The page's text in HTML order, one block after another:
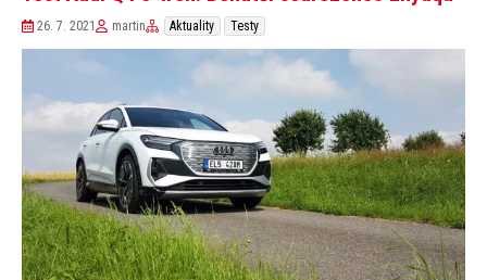
26. 7. 2021 martin Aktuality Testy